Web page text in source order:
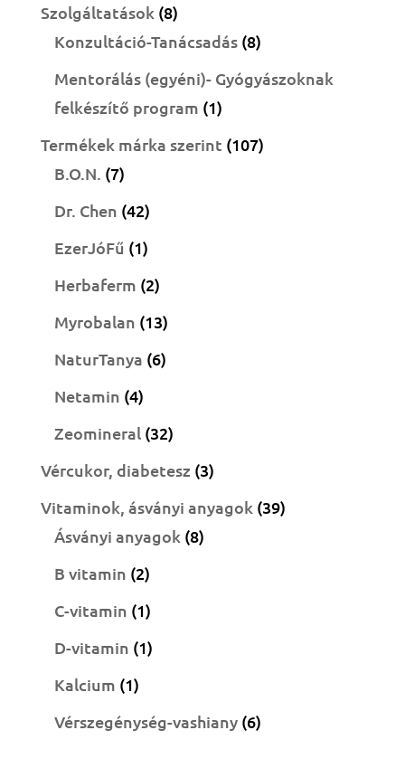
Szolgáltatások 88
termék
Konzultáció-Tanácsadás 88
termék
Mentorálás (egyéni)- Gyógyászoknak
felkészítő program 11
termék
Termékek márka szerint 107107
B.O.N. 77
termék
Dr. Chen 4242
termék
EzerJóFű 11
termék
Herbaferm 22
termék
Myrobalan 1313
termék
NaturTanya 66
Netamin 44
termék
Zeomineral 3232
termék
Vércukor, diabetesz 33
termék
Vitaminok, ásványi anyagok 3939
Ásványi anyagok 88
B vitamin 22
termék
C-vitamin 11
termék
D-vitamin 11
Kalcium 11
termék
Vérszegénység-vashiany 66